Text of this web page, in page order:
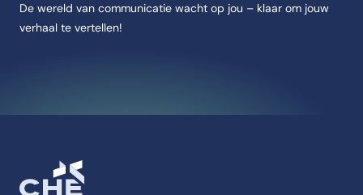
De wereld van communicatie wacht op jou – klaar om jouw
verhaal te vertellen!